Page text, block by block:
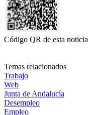
Código QR de esta noticia
Temas relacionados
Trabajo
Web
Junta de Andalucía
Desempleo
Empleo